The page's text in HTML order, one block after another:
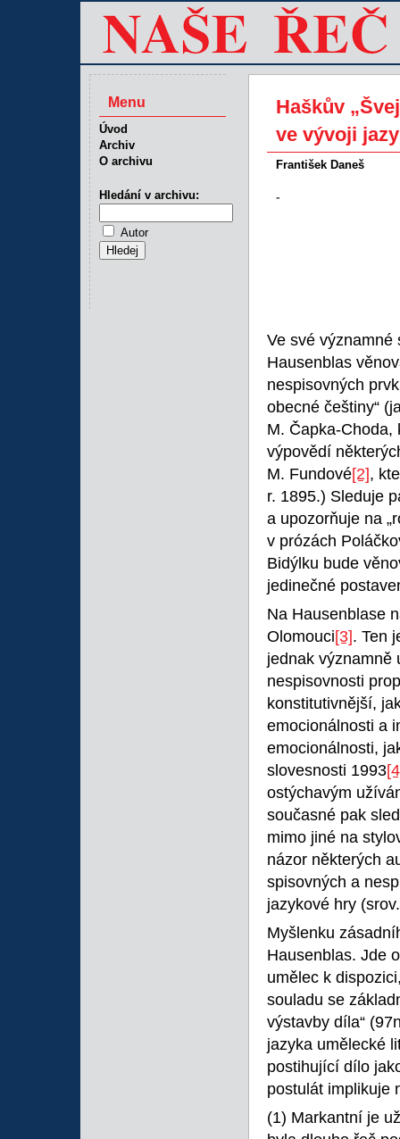
Haškův
ve vývoji
František Daneš
-
Ve své významné
Hausenblas
nespisovných
obecné češtiny“
M. Čapka-Choda,
výpovědí
M. Fundové[2],
r. 1895.) Sleduje
a upozorňuje na
v prózách
Bidýlku bude
jedinečné
Na Hausenblase
Olomouci[3]. Ten
jednak významně
nespisovnosti
konstitutivnější,
emocionálnosti a
emocionálnosti,
slovesnosti 1993
ostýchavým
současné pak
mimo jiné na
názor některých
spisovných a
jazykové hry
Myšlenku
Hausenblas. Jde
umělec k
souladu se
výstavby díla“
jazyka umělecké
postihující dílo
postulát implikuje
(1) Markantní je
Menu
Úvod
Archiv
O archivu
Hledání v archivu:
Autor